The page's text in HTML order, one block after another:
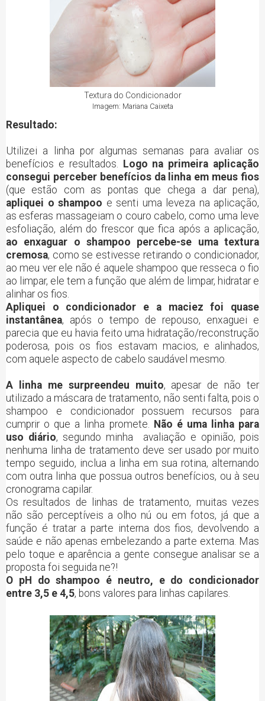
Textura do Condicionador
Imagem: Mariana Caixeta
Resultado:
Utilizei a linha por algumas semanas para avaliar os
benefícios e resultados. Logo na primeira aplicação
consegui perceber benefícios da linha em meus fios
(que estão com as pontas que chega a dar pena),
apliquei o shampoo e senti uma leveza na aplicação,
as esferas massageiam o couro cabelo, como uma leve
esfoliação, além do frescor que fica após a aplicação,
ao enxaguar o shampoo percebe-se uma textura
cremosa, como se estivesse retirando o condicionador,
ao meu ver ele não é aquele shampoo que resseca o fio
ao limpar, ele tem a função que além de limpar, hidratar e
alinhar os fios.
Apliquei o condicionador e a maciez foi quase
instantânea, após o tempo de repouso, enxaguei e
parecia que eu havia feito uma hidratação/reconstrução
poderosa, pois os fios estavam macios, e alinhados,
com aquele aspecto de cabelo saudável mesmo.
A linha me surpreendeu muito, apesar de não ter
utilizado a máscara de tratamento, não senti falta, pois o
shampoo e condicionador possuem recursos para
cumprir o que a linha promete. Não é uma linha para
uso diário, segundo minha avaliação e opinião, pois
nenhuma linha de tratamento deve ser usado por muito
tempo seguido, inclua a linha em sua rotina, alternando
com outra linha que possua outros benefícios, ou à seu
cronograma capilar.
Os resultados de linhas de tratamento, muitas vezes
não são perceptíveis a olho nú ou em fotos, já que a
função é tratar a parte interna dos fios, devolvendo a
saúde e não apenas embelezando a parte externa. Mas
pelo toque e aparência a gente consegue analisar se a
proposta foi seguida ne?!
O pH do shampoo é neutro, e do condicionador
entre 3,5 e 4,5, bons valores para linhas capilares.